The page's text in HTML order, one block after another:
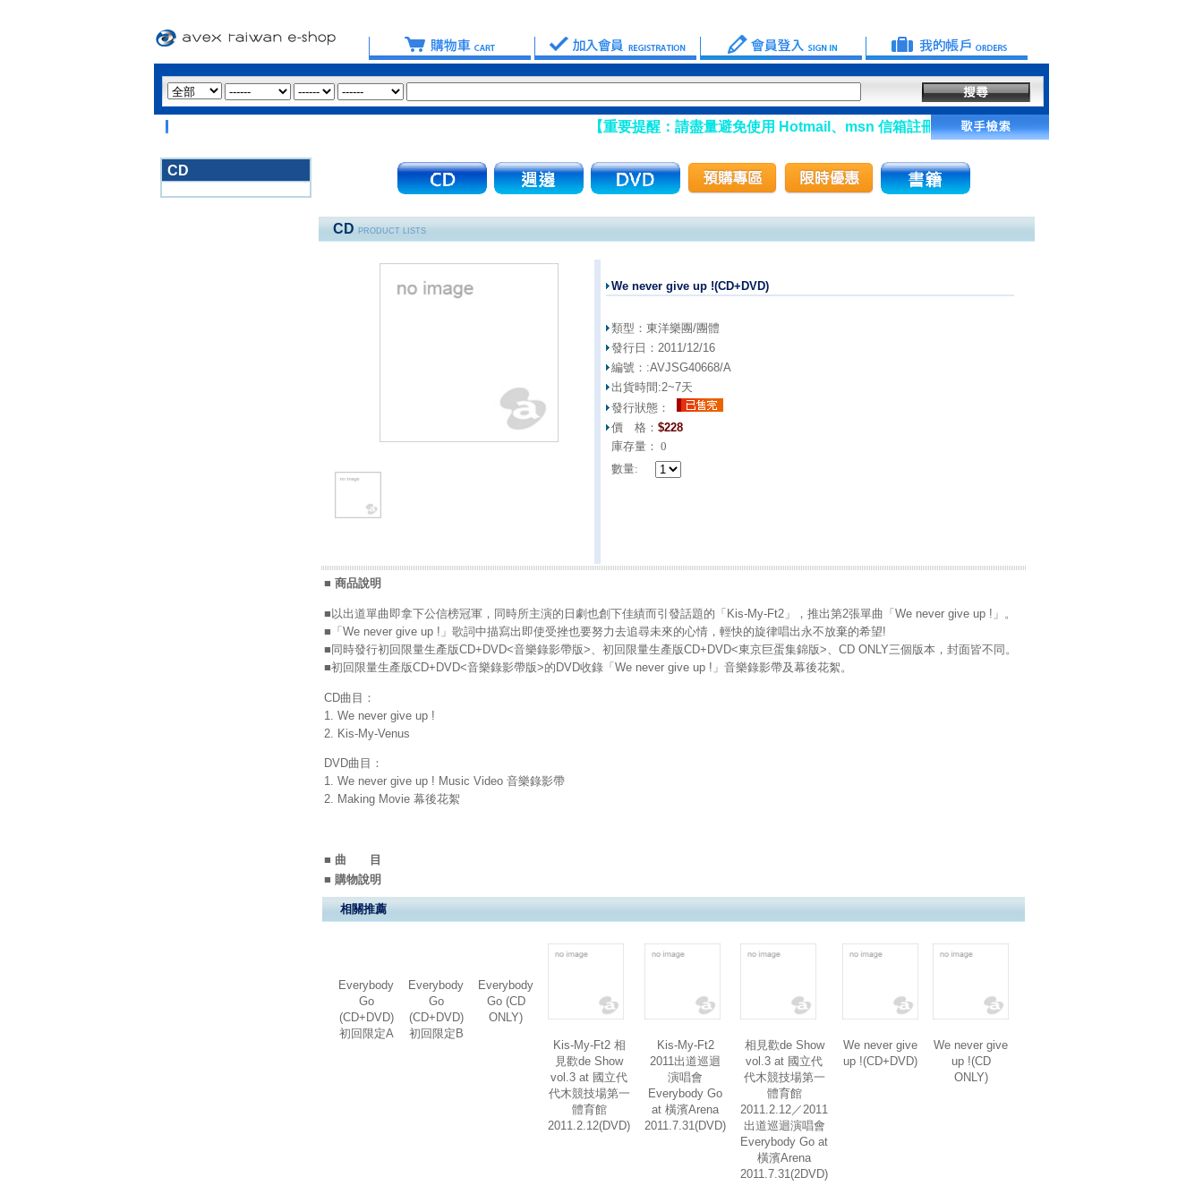
【重要提醒：請盡量避免使用 Hotmail、msn 信箱註冊會員】
CD
CD PRODUCT LISTS
We never give up !(CD+DVD)
類型： 東洋樂團/團體
發行日： 2011/12/16
編號：:AVJSG40668/A
出貨時間:2~7天
發行狀態：
價 格： $228
庫存量： 0
數量:
■ 商品說明
■以出道單曲即拿下公信榜冠軍，同時所主演的日劇也創下佳績而引發話題的「Kis-My-Ft2」，推出第2張單曲「We never give up !」。
■「We never give up !」歌詞中描寫出即使受挫也要努力去追尋未來的心情，輕快的旋律唱出永不放棄的希望!
■同時發行初回限量生產版CD+DVD<音樂錄影帶版>、初回限量生產版CD+DVD<東京巨蛋集錦版>、CD ONLY三個版本，封面皆不同。
■初回限量生產版CD+DVD<音樂錄影帶版>的DVD收錄「We never give up !」音樂錄影帶及幕後花絮。
CD曲目：
1. We never give up !
2. Kis-My-Venus
DVD曲目：
1. We never give up ! Music Video 音樂錄影帶
2. Making Movie 幕後花絮
■ 曲 目
■ 購物說明
相關推薦
Everybody
Go
(CD+DVD)
初回限定A
Everybody
Go
(CD+DVD)
初回限定B
Everybody
Go (CD
ONLY)
Kis-My-Ft2 相
見歡de Show
vol.3 at 國立代
代木競技場第一
體育館
2011.2.12(DVD)
Kis-My-Ft2
2011出道巡迴
演唱會
Everybody Go
at 橫濱Arena
2011.7.31(DVD)
相見歡de Show
vol.3 at 國立代
代木競技場第一
體育館
2011.2.12／2011
出道巡迴演唱會
Everybody Go at
橫濱Arena
2011.7.31(2DVD)
We never give
up !(CD+DVD)
We never give
up !(CD
ONLY)